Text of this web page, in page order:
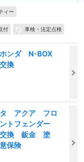
ィー
付 車検・法定点検
ンダ N-BOX
換
アクア フロ
トフェンダー
交換 鈑金 塗
保険